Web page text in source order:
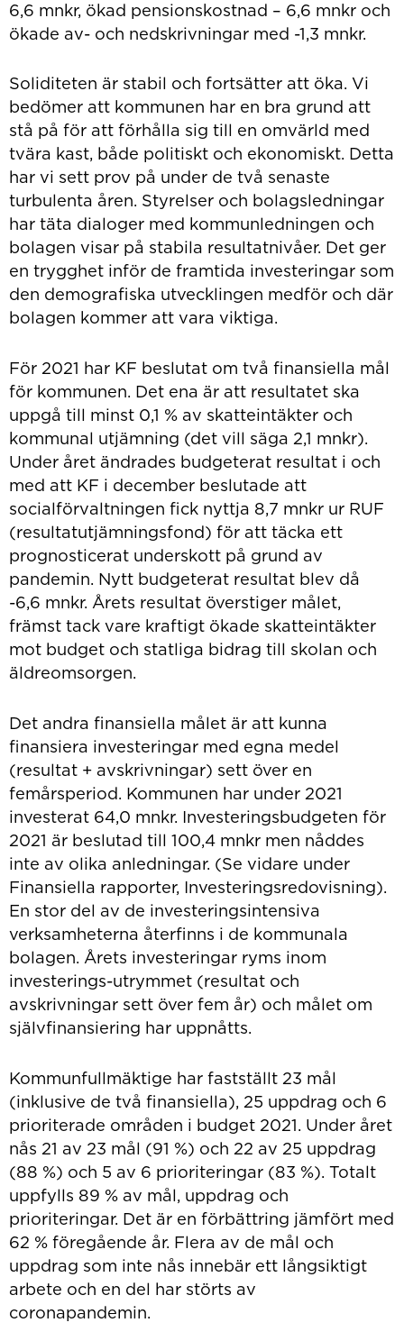
6,6 mnkr, ökad pensionskostnad – 6,6 mnkr och
ökade av- och nedskrivningar med -1,3 mnkr.
Soliditeten är stabil och fortsätter att öka. Vi
bedömer att kommunen har en bra grund att
stå på för att förhålla sig till en omvärld med
tvära kast, både politiskt och ekonomiskt. Detta
har vi sett prov på under de två senaste
turbulenta åren. Styrelser och bolagsledningar
har täta dialoger med kommunledningen och
bolagen visar på stabila resultatnivåer. Det ger
en trygghet inför de framtida investeringar som
den demografiska utvecklingen medför och där
bolagen kommer att vara viktiga.
För 2021 har KF beslutat om två finansiella mål
för kommunen. Det ena är att resultatet ska
uppgå till minst 0,1 % av skatteintäkter och
kommunal utjämning (det vill säga 2,1 mnkr).
Under året ändrades budgeterat resultat i och
med att KF i december beslutade att
socialförvaltningen fick nyttja 8,7 mnkr ur RUF
(resultatutjämningsfond) för att täcka ett
prognosticerat underskott på grund av
pandemin. Nytt budgeterat resultat blev då
-6,6 mnkr. Årets resultat överstiger målet,
främst tack vare kraftigt ökade skatteintäkter
mot budget och statliga bidrag till skolan och
äldreomsorgen.
Det andra finansiella målet är att kunna
finansiera investeringar med egna medel
(resultat + avskrivningar) sett över en
femårsperiod. Kommunen har under 2021
investerat 64,0 mnkr. Investeringsbudgeten för
2021 är beslutad till 100,4 mnkr men nåddes
inte av olika anledningar. (Se vidare under
Finansiella rapporter, Investeringsredovisning).
En stor del av de investeringsintensiva
verksamheterna återfinns i de kommunala
bolagen. Årets investeringar ryms inom
investerings-utrymmet (resultat och
avskrivningar sett över fem år) och målet om
självfinansiering har uppnåtts.
Kommunfullmäktige har fastställt 23 mål
(inklusive de två finansiella), 25 uppdrag och 6
prioriterade områden i budget 2021. Under året
nås 21 av 23 mål (91 %) och 22 av 25 uppdrag
(88 %) och 5 av 6 prioriteringar (83 %). Totalt
uppfylls 89 % av mål, uppdrag och
prioriteringar. Det är en förbättring jämfört med
62 % föregående år. Flera av de mål och
uppdrag som inte nås innebär ett långsiktigt
arbete och en del har störts av
coronapandemin.